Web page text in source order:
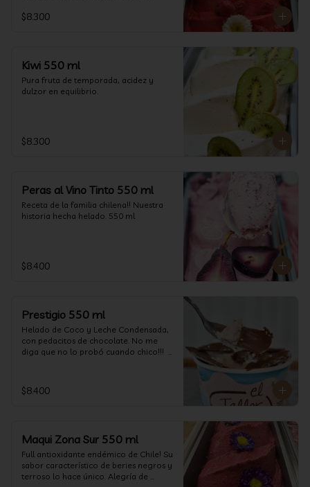
$8.300
Kiwi 550 ml
Pura fruta de temporada, acidez y
dulzor en equilibrio.
$8.300
Peras al Vino Tinto 550 ml
Receta de la familia chilena!! Nuestra
historia hecha helado. 550 ml
$8.400
Prestigio 550 ml
Helado de Coco y Leche Condensada,
con pedacitos de chocolate. No me
diga que no lo probó cuando chico!!!
$8.400
Maqui Zona Sur 550 ml
Full antioxidante endémico de Chile! Su
sabor característico de beries negros y
terroso lo hace único. Alegría de